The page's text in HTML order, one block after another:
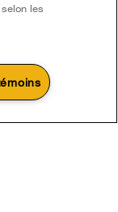
les